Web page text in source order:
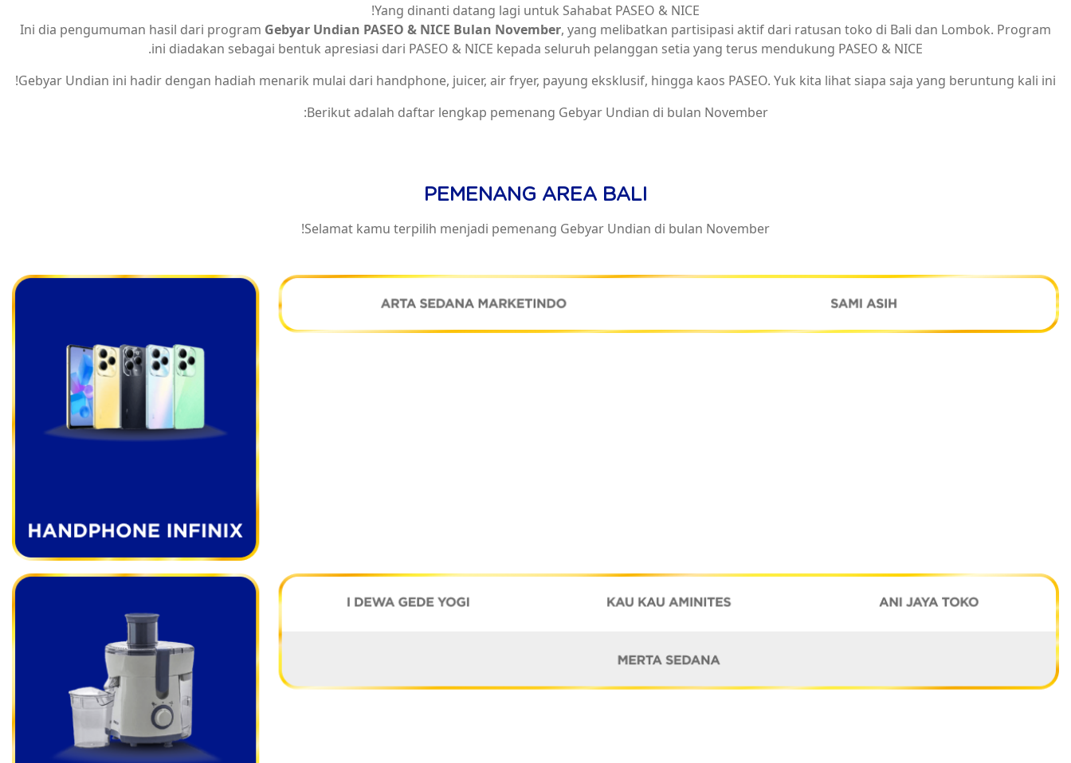
Yang dinanti datang lagi untuk Sahabat PASEO & NICE!
Ini dia pengumuman hasil dari program Gebyar Undian PASEO & NICE Bulan November, yang melibatkan partisipasi aktif dari ratusan toko di Bali dan Lombok. Program
ini diadakan sebagai bentuk apresiasi dari PASEO & NICE kepada seluruh pelanggan setia yang terus mendukung PASEO & NICE.
Gebyar Undian ini hadir dengan hadiah menarik mulai dari handphone, juicer, air fryer, payung eksklusif, hingga kaos PASEO. Yuk kita lihat siapa saja yang beruntung kali ini!
Berikut adalah daftar lengkap pemenang Gebyar Undian di bulan November:
PEMENANG AREA BALI
Selamat kamu terpilih menjadi pemenang Gebyar Undian di bulan November!